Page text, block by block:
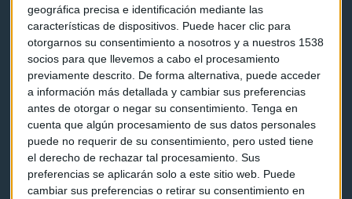
geográfica precisa e identificación mediante las
características de dispositivos. Puede hacer clic para
otorgarnos su consentimiento a nosotros y a nuestros 1538
socios para que llevemos a cabo el procesamiento
previamente descrito. De forma alternativa, puede acceder
a información más detallada y cambiar sus preferencias
antes de otorgar o negar su consentimiento. Tenga en
cuenta que algún procesamiento de sus datos personales
puede no requerir de su consentimiento, pero usted tiene
el derecho de rechazar tal procesamiento. Sus
preferencias se aplicarán solo a este sitio web. Puede
cambiar sus preferencias o retirar su consentimiento en
Noticias
Eventos
Consultorios
Programas y podcasts
Contacto & Legal